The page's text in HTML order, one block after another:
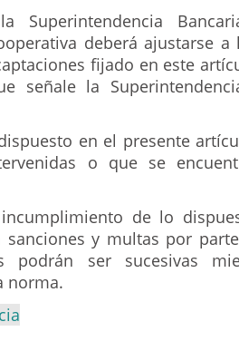
Superintendencia
deberá ajustarse
fijado en este
señale la
en el presente
o que se
de lo
y multas por
podrán ser sucesivas
norma.